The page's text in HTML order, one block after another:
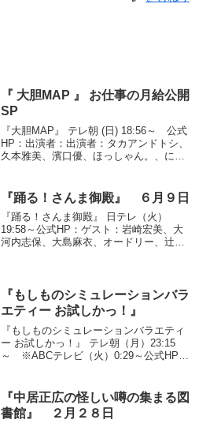
『 大胆MAP 』 お仕事の月給公開
SP
『大胆MAP』 テレ朝 (日) 18:56～ 公式
HP：出演者：出演者：タカアンドトシ、
久本雅美、濱口優、ほっしゃん。、にし
之、清水ミチコ、博多華丸・大吉■気にな
るお仕事...
『踊る！さんま御殿』 ６月９日
『踊る！さんま御殿』 日テレ（火）
19:58～公式HP：ゲスト：岩崎宏美、大
河内志保、大島麻衣、オードリー、辻希
事』○長...
『もしものシミュレーションバラ
エティー お試しかっ！』
『もしものシミュレーションバラエティ
ー お試しかっ！』 テレ朝（月）23:15
～ ※ABCテレビ（火）0:29～公式HP：
保、ななめ４５°、チェリー☆パイ、ちゅ
うえい、...
『中居正広の怪しい噂の集まる図
書館』 ２月２８日